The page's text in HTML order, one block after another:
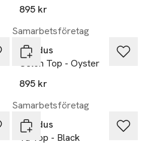
895 kr
Samarbetsföretag
Residus
Celon Top - Oyster
895 kr
Samarbetsföretag
Residus
Tu Top - Black